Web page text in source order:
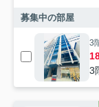
募集中の部屋
3
3